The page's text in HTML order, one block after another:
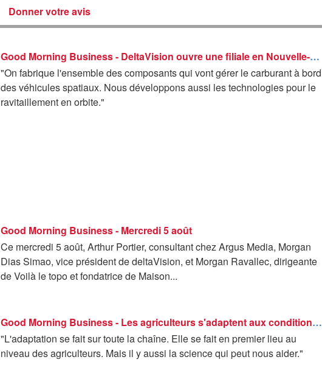
Donner votre avis
Good Morning Business - DeltaVision ouvre une filiale en Nouvelle-Aquitaine
"On fabrique l'ensemble des composants qui vont gérer le carburant à bord
des véhicules spatiaux. Nous développons aussi les technologies pour le
ravitaillement en orbite."
Good Morning Business - Mercredi 5 août
Ce mercredi 5 août, Arthur Portier, consultant chez Argus Media, Morgan
Dias Simao, vice président de deltaVision, et Morgan Ravallec, dirigeante
de Voilà le topo et fondatrice de Maison...
Good Morning Business - Les agriculteurs s'adaptent aux conditions climatiques
"L'adaptation se fait sur toute la chaîne. Elle se fait en premier lieu au
niveau des agriculteurs. Mais il y aussi la science qui peut nous aider."